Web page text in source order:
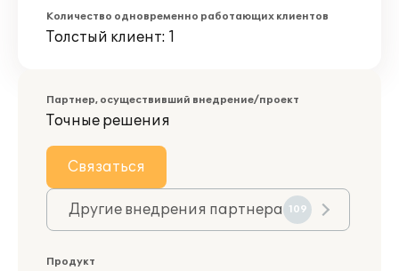
Количество одновременно работающих клиентов
Толстый клиент: 1
Партнер, осуществивший внедрение/проект
Точные решения
Связаться
Другие внедрения партнера 109
Продукт